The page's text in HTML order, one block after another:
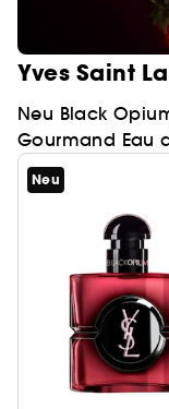
Yves Saint
Neu Black
Gourmand Eau
Neu